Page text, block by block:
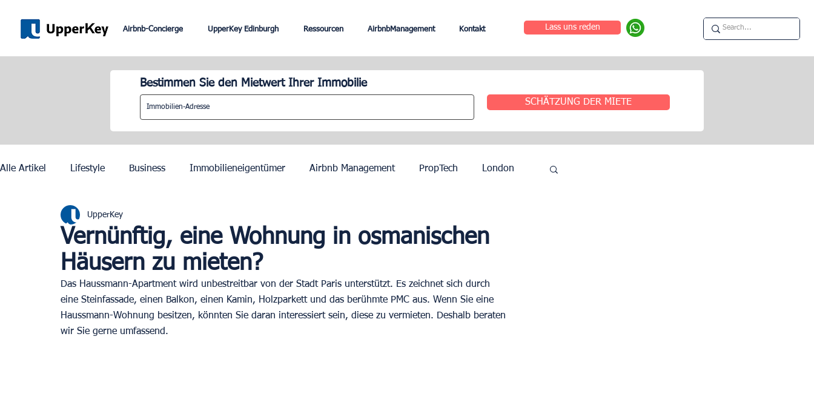
Airbnb-Concierge UpperKey Edinburgh Ressourcen AirbnbManagement Kontakt Lass uns reden
Bestimmen Sie den Mietwert Ihrer Immobilie
SCHÄTZUNG DER MIETE
Alle Artikel Lifestyle Business Immobilieneigentümer Airbnb Management PropTech London
Rom Dubai
Olympische Spiele 2024 in Paris Zurich Geneva
Vernünftig, eine Wohnung in osmanischen
Häusern zu mieten?
UpperKey
Das Haussmann-Apartment wird unbestreitbar von der Stadt Paris unterstützt. Es zeichnet sich durch
eine Steinfassade, einen Balkon, einen Kamin, Holzparkett und das berühmte PMC aus. Wenn Sie eine
Haussmann-Wohnung besitzen, könnten Sie daran interessiert sein, diese zu vermieten. Deshalb beraten
wir Sie gerne umfassend.